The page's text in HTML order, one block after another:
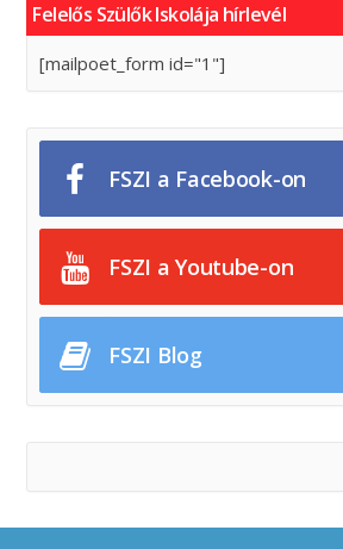
Felelős Szülők Iskolája hírlevél
[mailpoet_form id="1"]
FSZI a Facebook-on
FSZI a Youtube-on
FSZI Blog